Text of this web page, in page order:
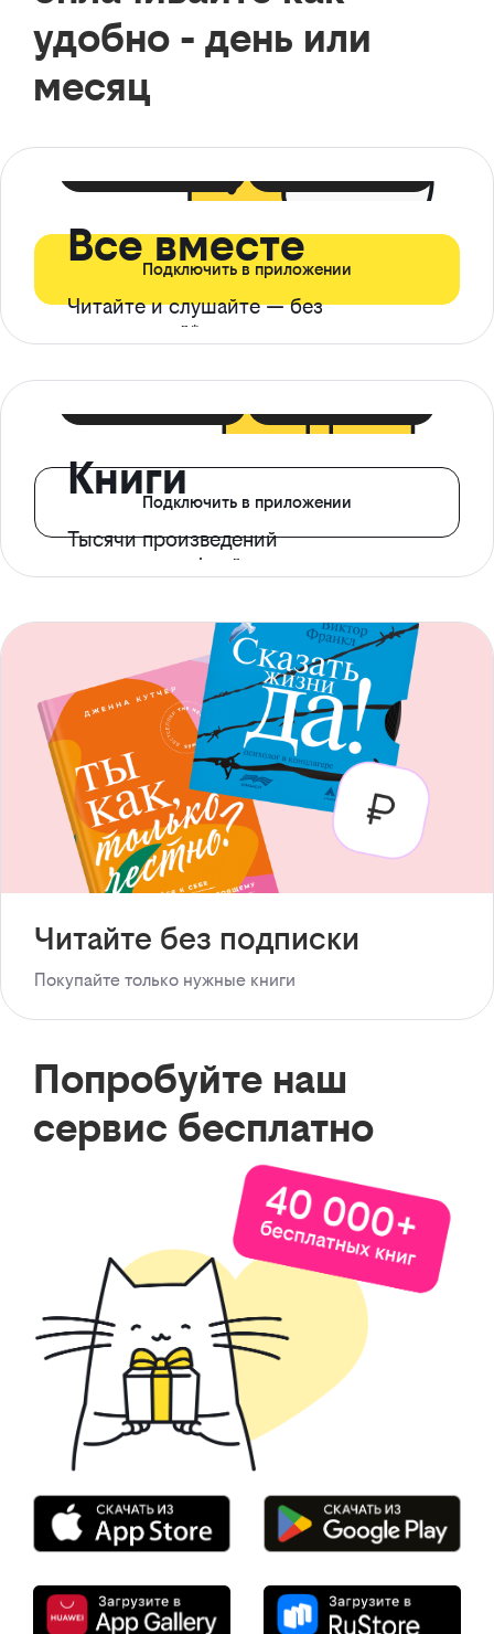
удобно - день или
месяц
Все вместе
Читайте и слушайте — без
ограничений*
Подключить в приложении
Книги
Тысячи произведений
с доступом офлайн
Подключить в приложении
Читайте без подписки
Покупайте только нужные книги
Попробуйте наш
сервис бесплатно